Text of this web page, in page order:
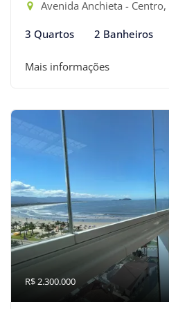
Avenida Anchieta - Centro,
3 Quartos 2 Banheiros
Mais informações
R$ 2.300.000